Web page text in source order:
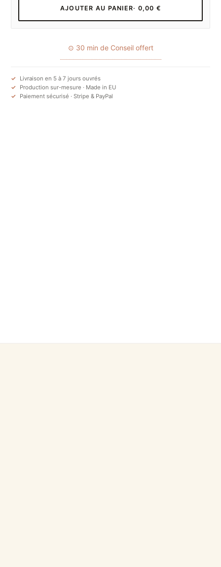
AJOUTER AU PANIER· 0,00 €
⊙ 30 min de Conseil offert
Livraison en 5 à 7 jours ouvrés
Production sur-mesure · Made in EU
Paiement sécurisé · Stripe & PayPal